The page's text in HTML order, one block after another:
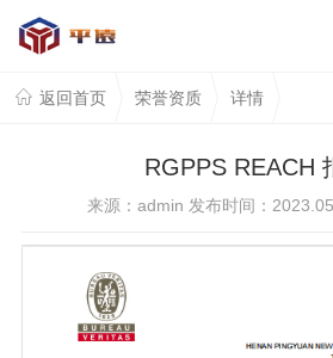
返回首页 荣誉资质 详情
RGPPS REACH
来源：admin 发布时间：